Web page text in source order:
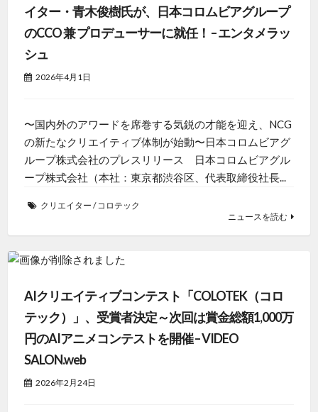
イター・青木俊樹氏が、日本コロムビアグループ
のCCO 兼 プロデューサーに就任！ – エンタメラッ
シュ
2026年4月1日
〜国内外のアワードを席巻する気鋭の才能を迎え、NCG
の新たなクリエイティブ体制が始動〜日本コロムビアグ
ループ株式会社のプレスリリース 日本コロムビアグル
ープ株式会社（本社：東京都渋谷区、代表取締役社長...
クリエイター / コロテック
ニュースを読む
AIクリエイティブコンテスト「COLOTEK（コロ
テック）」、受賞者決定～次回は賞金総額1,000万
円のAIアニメコンテストを開催 – VIDEO
SALON.web
2026年2月24日